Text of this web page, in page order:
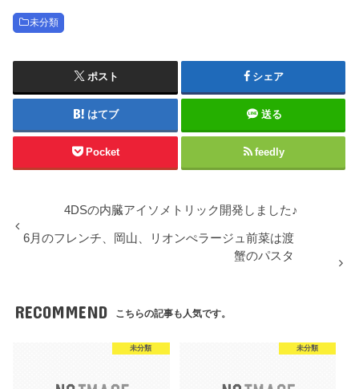
未分類
ポスト シェア
はてブ 送る
Pocket feedly
4DSの内臓アイソメトリック開発しました♪
6月のフレンチ、岡山、リオンぺラージュ前菜は渡
蟹のパスタ
RECOMMEND こちらの記事も人気です。
未分類 未分類